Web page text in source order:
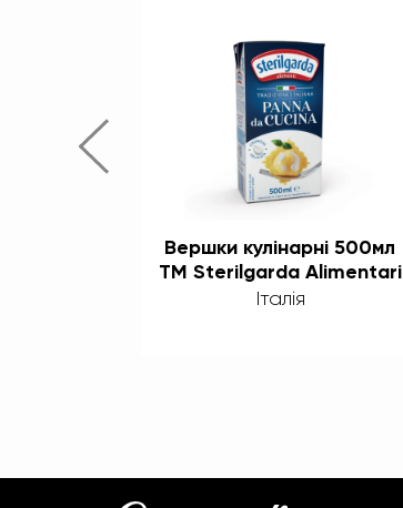
Вершки кулінарні 500мл
ТМ Sterilgarda Alimentari
Італія